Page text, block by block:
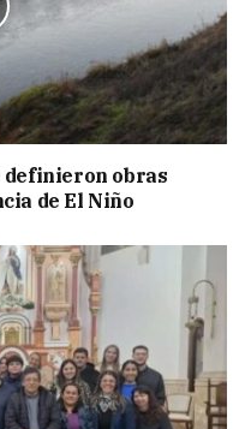
definieron obras
de El Niño